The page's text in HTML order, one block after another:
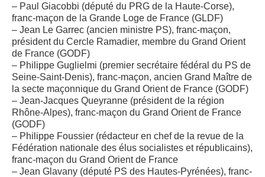
– Paul Giacobbi (député du PRG de la Haute-Corse),
franc-maçon de la Grande Loge de France (GLDF)
– Jean Le Garrec (ancien ministre PS), franc-maçon,
président du Cercle Ramadier, membre du Grand Orient
de France (GODF)
– Philippe Guglielmi (premier secrétaire fédéral du PS de
Seine-Saint-Denis), franc-maçon, ancien Grand Maître de
la secte maçonnique du Grand Orient de France (GODF)
– Jean-Jacques Queyranne (président de la région
Rhône-Alpes), franc-maçon du Grand Orient de France
(GODF)
– Philippe Foussier (rédacteur en chef de la revue de la
Fédération nationale des élus socialistes et républicains),
franc-maçon du Grand Orient de France
– Jean Glavany (député PS des Hautes-Pyrénées), franc-